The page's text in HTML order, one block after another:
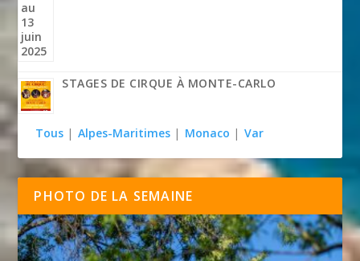
STAGES DE CIRQUE À MONTE-CARLO
Tous | Alpes-Maritimes | Monaco | Var
PHOTO DE LA SEMAINE